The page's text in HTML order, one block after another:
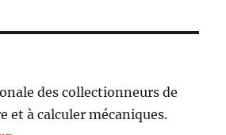
des collectionneurs de
et à calculer mécaniques.